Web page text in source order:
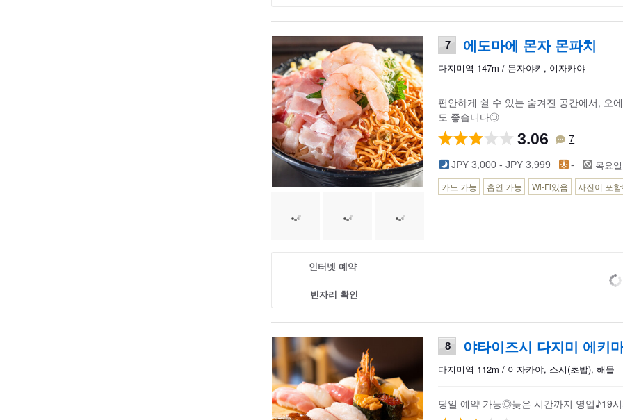
7 에도마에 몬자 몬파치
다지미역 147m / 몬자야키, 이자카야
편안하게 쉴 수 있는 숨겨진 공간에서, 오
도 좋습니다◎
3.06 7
JPY 3,000 - JPY 3,999 - 목요일
카드 가능 흡연 가능 Wi-Fi있음 사진이 포
인터넷 예약
빈자리 확인
8 야타이즈시 다지미 에키
다지미역 112m / 이자카야, 스시(초밥), 해물
당일 예약 가능◎늦은 시간까지 영업♪19